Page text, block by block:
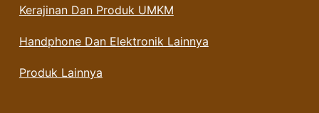
Kerajinan Dan Produk UMKM
Handphone Dan Elektronik Lainnya
Produk Lainnya